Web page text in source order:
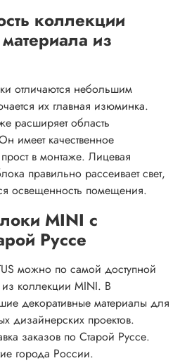
коллекции
из
отличаются небольшим
их главная изюминка.
расширяет область
имеет качественное
в монтаже. Лицевая
правильно рассеивает свет,
освещенность помещения.
MINI с
Руссе
можно по самой доступной
из коллекции MINI. В
декоративные материалы для
дизайнерских проектов.
заказов по Старой Руссе.
города России.